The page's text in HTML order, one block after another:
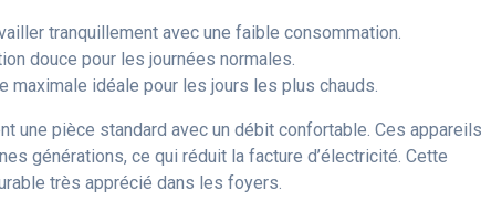
tranquillement avec une faible consommation.
douce pour les journées normales.
maximale idéale pour les jours les plus chauds.
une pièce standard avec un débit confortable. Ces
générations, ce qui réduit la facture d’électricité. Cette
très apprécié dans les foyers.